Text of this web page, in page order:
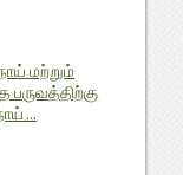
மற்றும்
பருவத்திற்கு
...